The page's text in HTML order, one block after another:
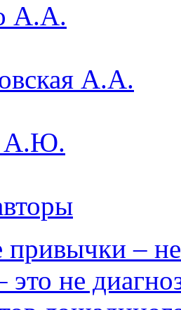
А.А.
А.А.
А.Ю.
–
это не